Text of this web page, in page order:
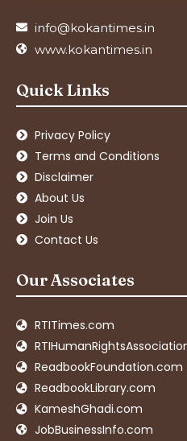
info@kokantimes.in
www.kokantimes.in
Quick Links
Privacy Policy
Terms and Conditions
Disclaimer
About Us
Join Us
Contact Us
Our Associates
RTITimes.com
ReadbookFoundation.com
ReadbookLibrary.com
KameshGhadi.com
JobBusinessInfo.com